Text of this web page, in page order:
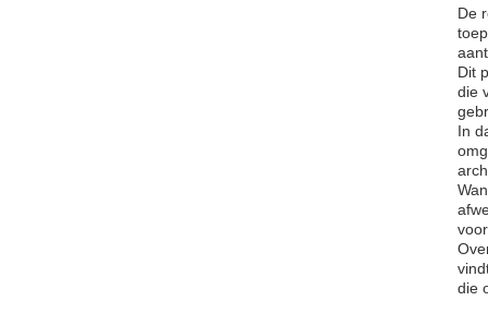
De
Dit
die
In
die